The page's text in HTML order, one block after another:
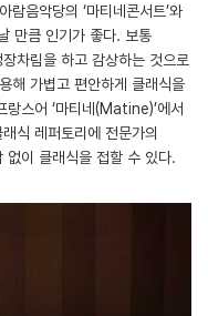
음악당의 ‘마티네콘서트’와
만큼 인기가 좋다. 보통
차림을 하고 감상하는 것으로
해 가볍고 편안하게 클래식을
스어 ‘마티네(Matine)’에서
식 레퍼토리에 전문가의
없이 클래식을 접할 수 있다.